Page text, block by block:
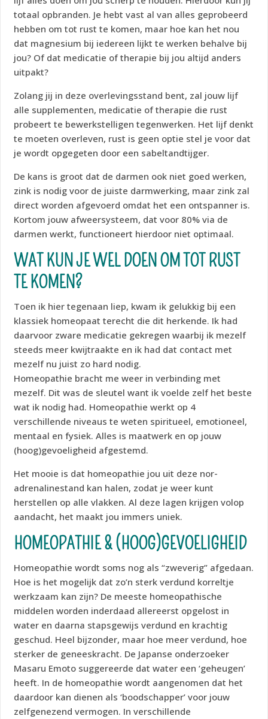
totaal opbranden. Je hebt vast al van alles geprobeerd
hebben om tot rust te komen, maar hoe kan het nou
dat magnesium bij iedereen lijkt te werken behalve bij
jou? Of dat medicatie of therapie bij jou altijd anders
uitpakt?
Zolang jij in deze overlevingsstand bent, zal jouw lijf
alle supplementen, medicatie of therapie die rust
probeert te bewerkstelligen tegenwerken. Het lijf denkt
te moeten overleven, rust is geen optie stel je voor dat
je wordt opgegeten door een sabeltandtijger.
De kans is groot dat de darmen ook niet goed werken,
zink is nodig voor de juiste darmwerking, maar zink zal
direct worden afgevoerd omdat het een ontspanner is.
Kortom jouw afweersysteem, dat voor 80% via de
darmen werkt, functioneert hierdoor niet optimaal.
WAT KUN JE WEL DOEN OM TOT RUST
TE KOMEN?
Toen ik hier tegenaan liep, kwam ik gelukkig bij een
klassiek homeopaat terecht die dit herkende. Ik had
daarvoor zware medicatie gekregen waarbij ik mezelf
steeds meer kwijtraakte en ik had dat contact met
mezelf nu juist zo hard nodig.
Homeopathie bracht me weer in verbinding met
mezelf. Dit was de sleutel want ik voelde zelf het beste
wat ik nodig had. Homeopathie werkt op 4
verschillende niveaus te weten spiritueel, emotioneel,
mentaal en fysiek. Alles is maatwerk en op jouw
(hoog)gevoeligheid afgestemd.
Het mooie is dat homeopathie jou uit deze nor-
adrenalinestand kan halen, zodat je weer kunt
herstellen op alle vlakken. Al deze lagen krijgen volop
aandacht, het maakt jou immers uniek.
HOMEOPATHIE & (HOOG)GEVOELIGHEID
Homeopathie wordt soms nog als “zweverig” afgedaan.
Hoe is het mogelijk dat zo’n sterk verdund korreltje
werkzaam kan zijn? De meeste homeopathische
middelen worden inderdaad allereerst opgelost in
water en daarna stapsgewijs verdund en krachtig
geschud. Heel bijzonder, maar hoe meer verdund, hoe
sterker de geneeskracht. De Japanse onderzoeker
Masaru Emoto suggereerde dat water een ‘geheugen’
heeft. In de homeopathie wordt aangenomen dat het
daardoor kan dienen als ‘boodschapper’ voor jouw
zelfgenezend vermogen. In verschillende